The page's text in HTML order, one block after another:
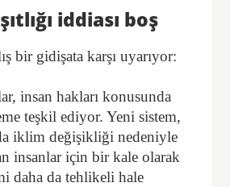
iddiası boş
bir gidişata karşı uyarıyor:
insan hakları konusunda
teşkil ediyor. Yeni sistem,
iklim değişikliği nedeniyle
insanlar için bir kale olarak
daha da tehlikeli hale